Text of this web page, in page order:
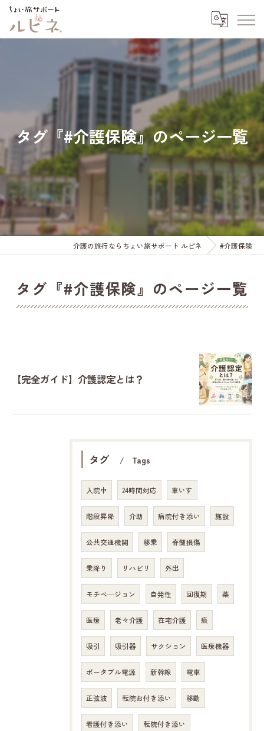
タグ『#介護保険』のページ一覧
介護の旅行ならちょい旅サポート ルピネ #介護保険
タグ『#介護保険』のページ一覧
【完全ガイド】介護認定とは？
タグ Tags
入院中 24時間対応 車いす
階段昇降 介助 病院付き添い 施設
公共交通機関 移乗 脊髄損傷
乗降り リハビリ 外出
モチベ―ジョン 自発性 回復期 薬
医療 老々介護 在宅介護 痰
吸引 吸引器 サクション 医療機器
ポータブル電源 新幹線 電車
正弦波 転院お付き添い 移動
看護付き添い 転院付き添い